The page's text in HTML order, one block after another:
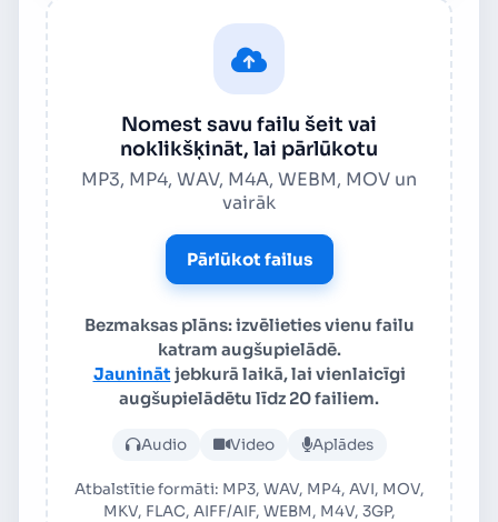
Nomest savu failu šeit vai
noklikšķināt, lai pārlūkotu
MP3, MP4, WAV, M4A, WEBM, MOV un
vairāk
Pārlūkot failus
Bezmaksas plāns: izvēlieties vienu failu
katram augšupielādē.
Jaunināt jebkurā laikā, lai vienlaicīgi
augšupielādētu līdz 20 failiem.
Augšupielādēt audio vai
Audio Video Aplādes
Atbalstītie formāti: MP3, WAV, MP4, AVI, MOV,
MKV, FLAC, AIFF/AIF, WEBM, M4V, 3GP,